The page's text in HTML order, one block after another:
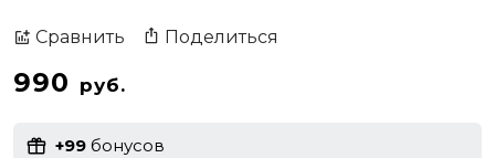
Сравнить Поделиться
990 руб.
+99 бонусов